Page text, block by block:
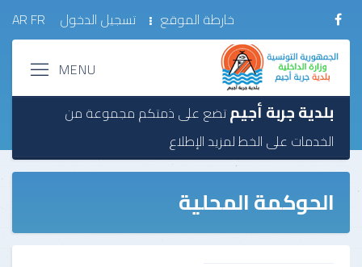
FR
AR خارطة الموقع تسجيل الدخول
بلدية جربة أجيمتضع على ذمتكم مجموعة من
الخدمات على الخطلمزيد الإطلاع
الحوكمة المحلية